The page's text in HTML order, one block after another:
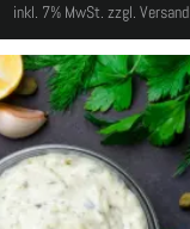
inkl. 7% MwSt. zzgl. Versand